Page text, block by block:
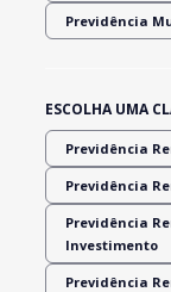
Previdência
ESCOLHA UMA
Previdência
Previdência
Previdência
Investimento
Previdência